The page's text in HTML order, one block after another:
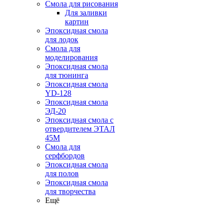
Смола для рисования
Для заливки
картин
Эпоксидная смола
для лодок
Смола для
моделирования
Эпоксидная смола
для тюнинга
Эпоксидная смола
YD-128
Эпоксидная смола
ЭД-20
Эпоксидная смола с
отвердителем ЭТАЛ
45М
Смола для
серфбордов
Эпоксидная смола
для полов
Эпоксидная смола
для творчества
Ещё